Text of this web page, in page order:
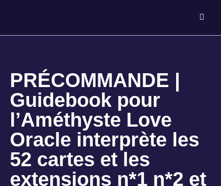
PRÉCOMMANDE |
Guidebook pour
l’Améthyste Love
Oracle interprète les
52 cartes et les
extensions n*1 n*2 et